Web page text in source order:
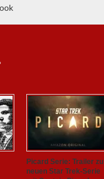
Picard Serie: Trailer zu
neuen Star Trek-Serie